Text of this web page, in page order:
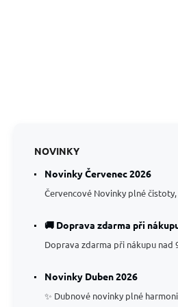
NOVINKY
Novinky Červenec 2026
Červencové Novinky plné
🚚 Doprava zdarma při
Doprava zdarma při nákupu nad
Novinky Duben 2026
✨ Dubnové novinky plné